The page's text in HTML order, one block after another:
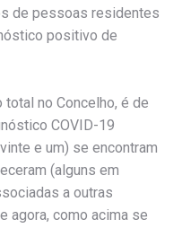
de pessoas residentes
positivo de
no Concelho, é de
COVID-19
e um) se encontram
(alguns em
a outras
agora, como acima se